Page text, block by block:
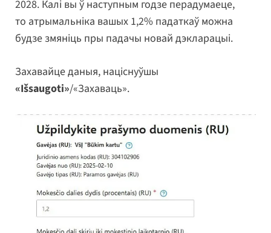
2028. Калі вы ў наступным годзе перадумаеце,
то атрымальніка вашых 1,2% падаткаў можна
будзе змяніць пры падачы новай дэкларацыі.
Захавайце даныя, націснуўшы
«Išsaugoti»/«Захаваць».